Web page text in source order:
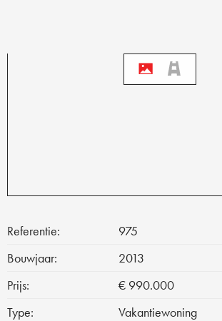
Referentie:
975
Bouwjaar:
2013
Prijs:
€ 990.000
Type:
Vakantiewoning